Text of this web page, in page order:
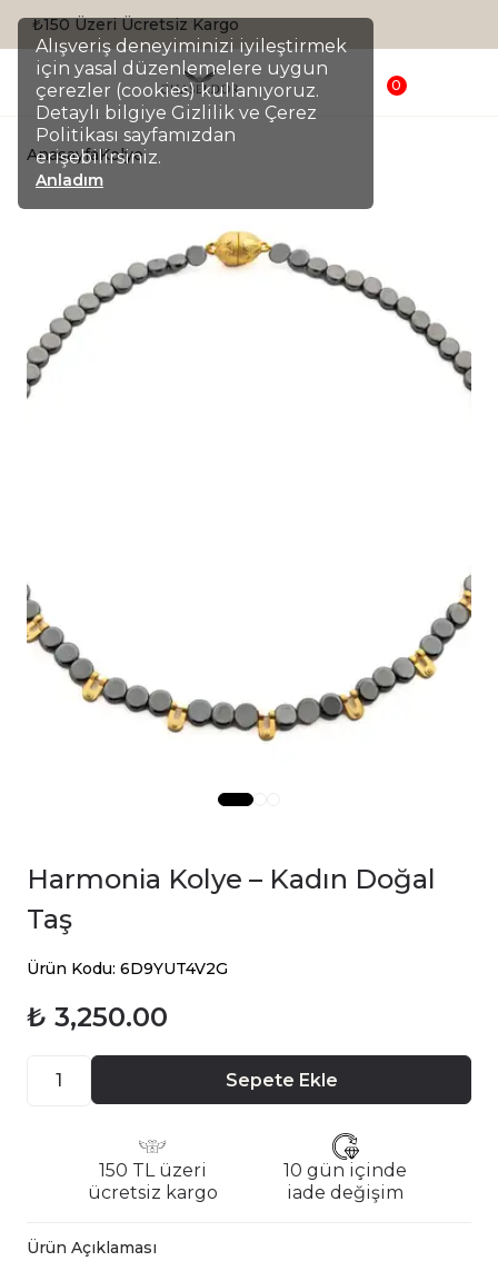
Alışveriş deneyiminizi iyileştirmek
için yasal düzenlemelere uygun
çerezler (cookies) kullanıyoruz.
Detaylı bilgiye Gizlilik ve Çerez
Politikası sayfamızdan
erişebilirsiniz.
Anladım
Sepette %20 İndirim
0
AnasayfaKolye
Harmonia Kolye – Kadın Doğal
Taş
Ürün Kodu: 6D9YUT4V2G
₺ 3,250.00
Sepete Ekle
150 TL üzeri
ücretsiz kargo
10 gün içinde
iade değişim
Ürün Açıklaması